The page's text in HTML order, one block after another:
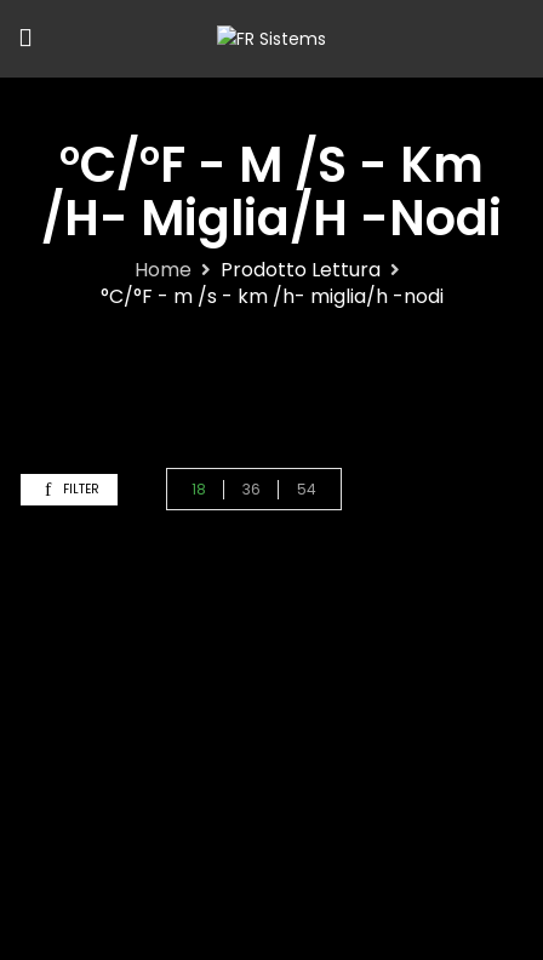
°C/°F - M /s - Km
/h- Miglia/h -nodi
Home
Prodotto Lettura
°C/°F - m /s - km /h- miglia/h -nodi
FILTER 18 36 54